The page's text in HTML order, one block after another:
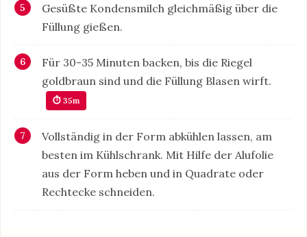
Gesüßte Kondensmilch gleichmäßig über die
Füllung gießen.
Für 30-35 Minuten backen, bis die Riegel
goldbraun sind und die Füllung Blasen wirft.
⏱ 35m
Vollständig in der Form abkühlen lassen, am
besten im Kühlschrank. Mit Hilfe der Alufolie
aus der Form heben und in Quadrate oder
Rechtecke schneiden.